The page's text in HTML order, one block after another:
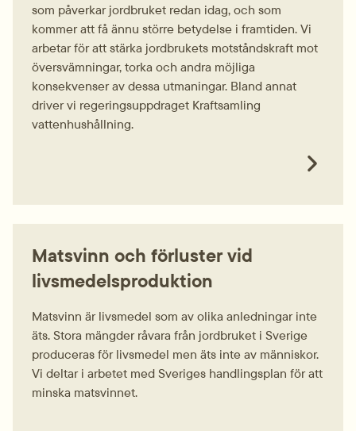
som påverkar jordbruket redan idag, och som
kommer att få ännu större betydelse i framtiden. Vi
arbetar för att stärka jordbrukets motståndskraft mot
översvämningar, torka och andra möjliga
konsekvenser av dessa utmaningar. Bland annat
driver vi regeringsuppdraget Kraftsamling
vattenhushållning.
Matsvinn och förluster vid
livsmedelsproduktion
Matsvinn är livsmedel som av olika anledningar inte
äts. Stora mängder råvara från jordbruket i Sverige
produceras för livsmedel men äts inte av människor.
Vi deltar i arbetet med Sveriges handlingsplan för att
minska matsvinnet.